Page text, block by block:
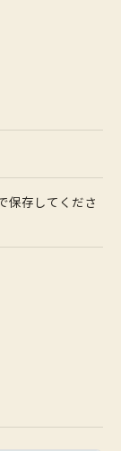
保存してくださ